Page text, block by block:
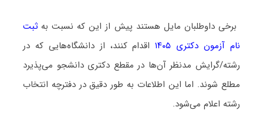
برخی داوطلبان مایل هستند پیش از این که نسبت به ثبت
نام آزمون دکتری ۱۴۰۵
اقدام کنند، از دانشگاه‌هایی که در
رشته/گرایش مدنظر آن‌ها در مقطع دکتری دانشجو می‌پذیرد
مطلع شوند. اما این اطلاعات به طور دقیق در دفترچه انتخاب
رشته اعلام می‌شود.